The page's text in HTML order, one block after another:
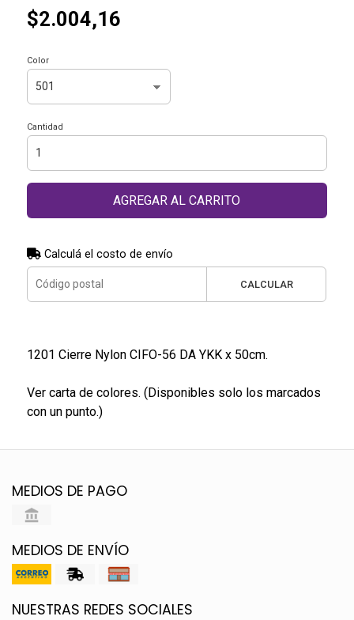
$2.004,16
Color
Cantidad
AGREGAR AL CARRITO
Calculá el costo de envío
CALCULAR
1201 Cierre Nylon CIFO-56 DA YKK x 50cm.
Ver carta de colores. (Disponibles solo los marcados
con un punto.)
MEDIOS DE PAGO
MEDIOS DE ENVÍO
NUESTRAS REDES SOCIALES